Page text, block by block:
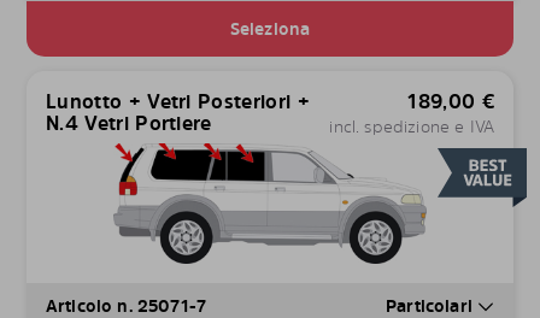
Seleziona
Lunotto + Vetri Posteriori +
N.4 Vetri Portiere
189,00 €
incl. spedizione e IVA
Articolo n. 25071-7 Particolari